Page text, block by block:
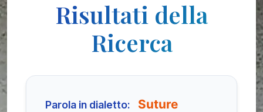
Risultati della
Ricerca
Parola in dialetto: Suture